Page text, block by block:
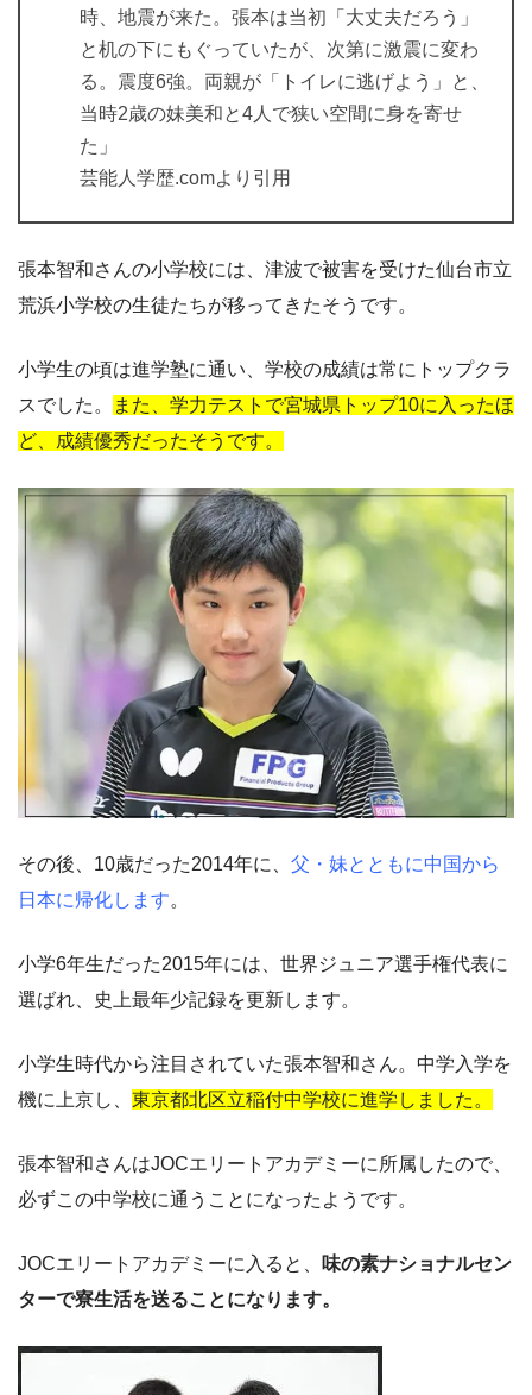
時、地震が来た。張本は当初「大丈夫だろう」
と机の下にもぐっていたが、次第に激震に変わ
る。震度6強。両親が「トイレに逃げよう」と、
当時2歳の妹美和と4人で狭い空間に身を寄せ
た」
芸能人学歴.comより引用
張本智和さんの小学校には、津波で被害を受けた仙台市立
荒浜小学校の生徒たちが移ってきたそうです。
小学生の頃は進学塾に通い、学校の成績は常にトップクラ
スでした。
また、学力テストで宮城県トップ10に入ったほ
ど、成績優秀だったそうです。
その後、10歳だった2014年に、 父・妹とともに中国から
日本に帰化します。
小学6年生だった2015年には、世界ジュニア選手権代表に
選ばれ、史上最年少記録を更新します。
小学生時代から注目されていた張本智和さん。中学入学を
機に上京し、 東京都北区立稲付中学校に進学しました。
張本智和さんはJOCエリートアカデミーに所属したので、
必ずこの中学校に通うことになったようです。
JOCエリートアカデミーに入ると、 味の素ナショナルセン
ターで寮生活を送ることになります。